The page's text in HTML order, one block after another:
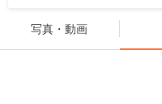
写真・動画